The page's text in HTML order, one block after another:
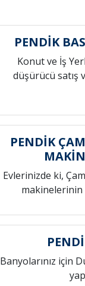
PENDİK
Konut ve İş
düşürücü satış
PENDİK
Evlerinizde ki,
makinelerinin
Banyolarınız için